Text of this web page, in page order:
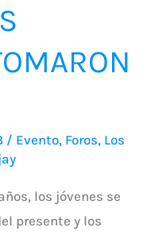
/ Evento, Foros, Los
los jóvenes se
presente y los